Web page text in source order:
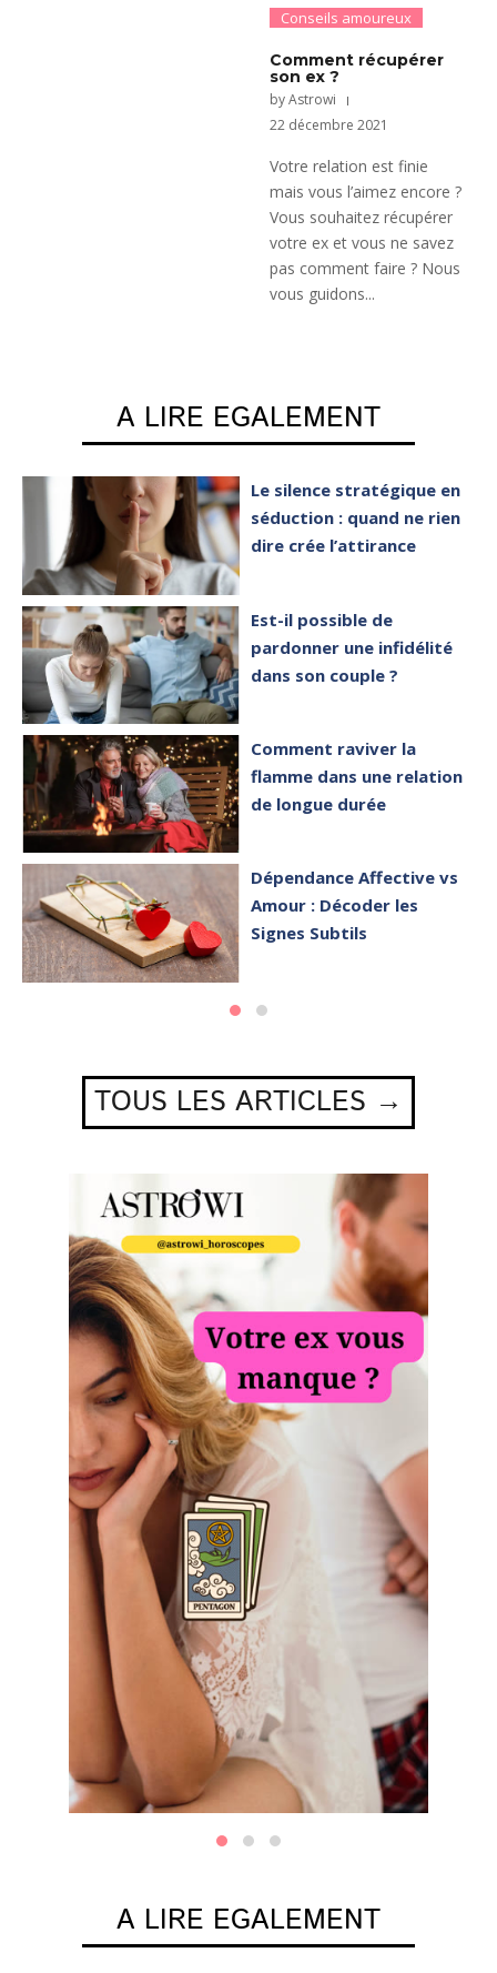
Conseils amoureux
Comment récupérer
son ex ?
by Astrowi
22 décembre 2021
Votre relation est finie
mais vous l’aimez encore ?
Vous souhaitez récupérer
votre ex et vous ne savez
pas comment faire ? Nous
vous guidons...
A LIRE EGALEMENT
Le silence stratégique en
séduction : quand ne rien
dire crée l’attirance
Est-il possible de
pardonner une infidélité
dans son couple ?
Comment raviver la
flamme dans une relation
de longue durée
Dépendance Affective vs
Amour : Décoder les
Signes Subtils
TOUS LES ARTICLES →
A LIRE EGALEMENT